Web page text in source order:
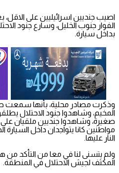
اصيب جنديين اسرائيليين على
الفوار جنوب الخليل، وسارع جنود
بداخل سيارة.
وذكرت مصادر محلية، بأنها سمعت
المخيم، وشاهدوا جنود الاحتلال
صغيرة، وشاهدوا جنديين ملقيان
مواطنين كانا يتواجدان داخل السيارة
النار عليها.
ولم يتسنى لنا في معا من التأكد من
المكثف لجيش الاحتلال في المنطقة.